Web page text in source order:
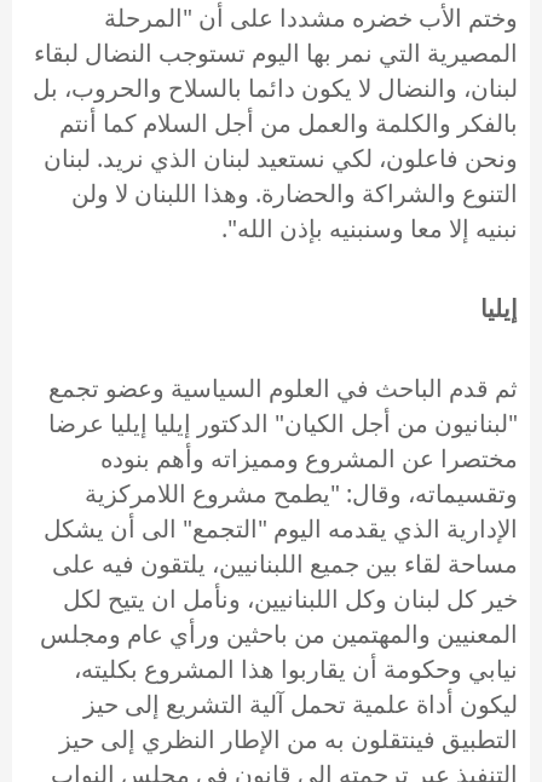
وختم الأب خضره مشددا على أن "المرحلة
المصيرية التي نمر بها اليوم تستوجب النضال لبقاء
لبنان، والنضال لا يكون دائما بالسلاح والحروب، بل
بالفكر والكلمة والعمل من أجل السلام كما أنتم
ونحن فاعلون، لكي نستعيد لبنان الذي نريد. لبنان
التنوع والشراكة والحضارة. وهذا اللبنان لا ولن
نبنيه إلا معا وسنبنيه بإذن الله".
إيليا
ثم قدم الباحث في العلوم السياسية وعضو تجمع
"لبنانيون من أجل الكيان" الدكتور إيليا إيليا عرضا
مختصرا عن المشروع ومميزاته وأهم بنوده
وتقسيماته، وقال: "يطمح مشروع اللامركزية
الإدارية الذي يقدمه اليوم "التجمع" الى أن يشكل
مساحة لقاء بين جميع اللبنانيين، يلتقون فيه على
خير كل لبنان وكل اللبنانيين، ونأمل ان يتيح لكل
المعنيين والمهتمين من باحثين ورأي عام ومجلس
نيابي وحكومة أن يقاربوا هذا المشروع بكليته،
ليكون أداة علمية تحمل آلية التشريع إلى حيز
التطبيق فينتقلون به من الإطار النظري إلى حيز
التنفيذ عبر ترجمته إلى قانون في مجلس النواب